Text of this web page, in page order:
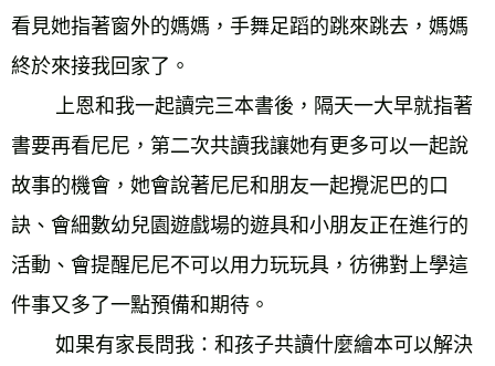
看見她指著窗外的媽媽，手舞足蹈的跳來跳去，媽媽
終於來接我回家了。
上恩和我一起讀完三本書後，隔天一大早就指著
書要再看尼尼，第二次共讀我讓她有更多可以一起說
故事的機會，她會說著尼尼和朋友一起攪泥巴的口
訣、會細數幼兒園遊戲場的遊具和小朋友正在進行的
活動、會提醒尼尼不可以用力玩玩具，彷彿對上學這
件事又多了一點預備和期待。
如果有家長問我：和孩子共讀什麼繪本可以解決